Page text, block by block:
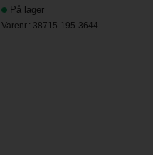
På lager
Varenr.: 38715-195-3644